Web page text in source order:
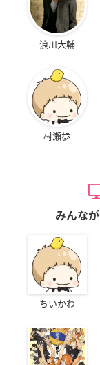
浪川大輔
村瀬歩
みんな
ちいかわ